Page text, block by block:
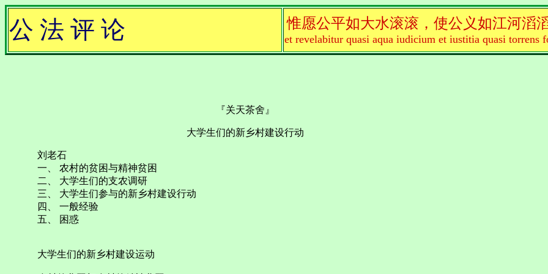
公 法 评 论 惟愿公平如大水滚滚，使公义如江河滔
et revelabitur quasi aqua iudicium et iustitia quasi torrens
『关天茶舍』
大学生们的新乡村建设行动
刘老石
一、 农村的贫困与精神贫困
二、 大学生们的支农调研
三、 大学生们参与的新乡村建设行动
四、 一般经验
五、 困惑
大学生们的新乡村建设运动